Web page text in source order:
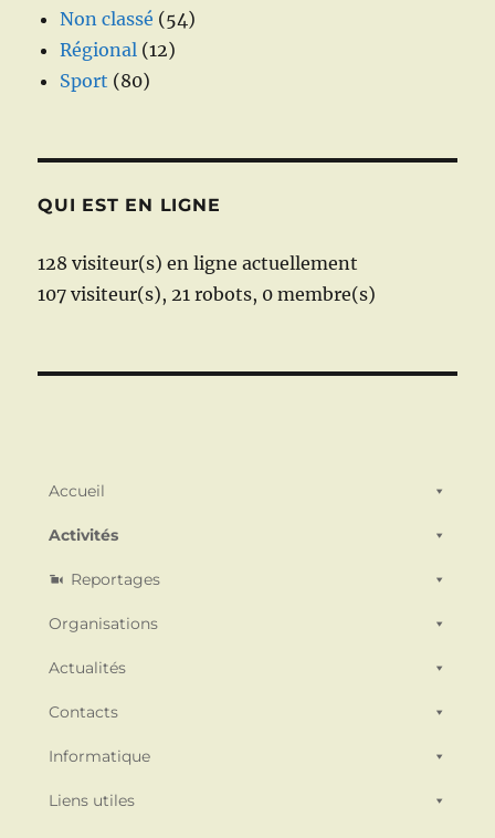
Non classé (54)
Régional (12)
Sport (80)
QUI EST EN LIGNE
128 visiteur(s) en ligne actuellement
107 visiteur(s), 21 robots, 0 membre(s)
Accueil
Activités
Reportages
Organisations
Actualités
Contacts
Informatique
Liens utiles